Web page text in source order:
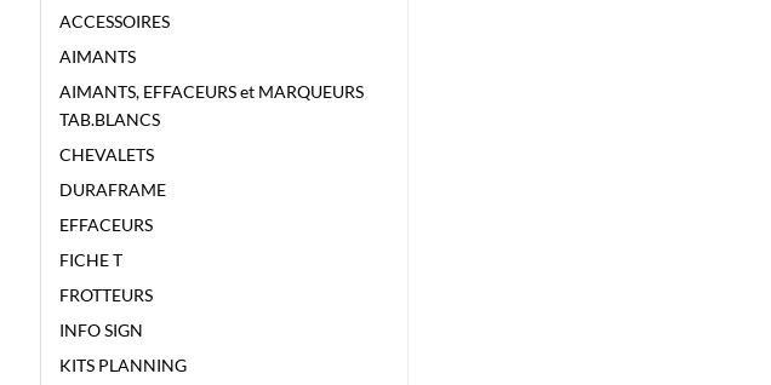
ACCESSOIRES
AIMANTS
AIMANTS, EFFACEURS et MARQUEURS
TAB.BLANCS
CHEVALETS
DURAFRAME
EFFACEURS
FICHE T
FROTTEURS
INFO SIGN
KITS PLANNING